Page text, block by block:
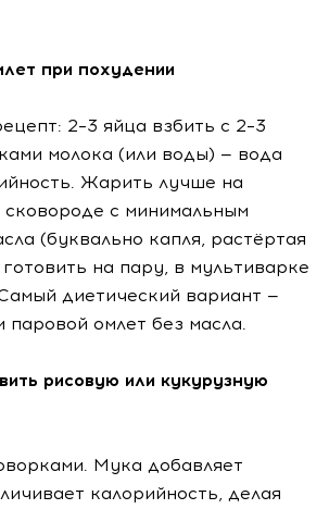
при похудении
2–3 яйца взбить с 2–3
молока (или воды) — вода
Жарить лучше на
с минимальным
(буквально капля, растёртая
на пару, в мультиварке
диетический вариант —
паровой омлет без масла.
рисовую или кукурузную
Мука добавляет
калорийность, делая